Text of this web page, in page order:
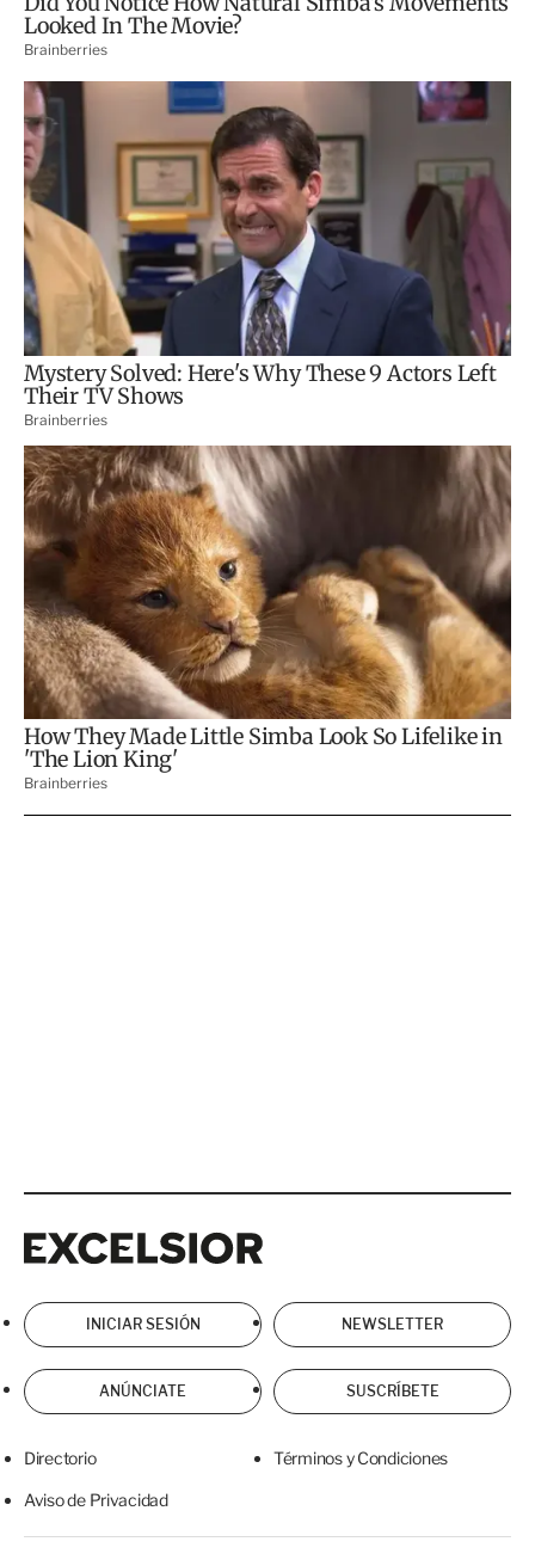
INICIAR SESIÓN NEWSLETTER
ANÚNCIATE SUSCRÍBETE
Directorio Términos y Condiciones
Aviso de Privacidad